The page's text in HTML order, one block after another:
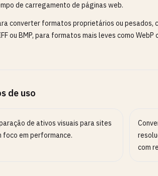
de carregamento de páginas web.
converter formatos proprietários ou pesados,
ou BMP, para formatos mais leves como WebP
de uso
de ativos visuais para sites
foco em performance.
com